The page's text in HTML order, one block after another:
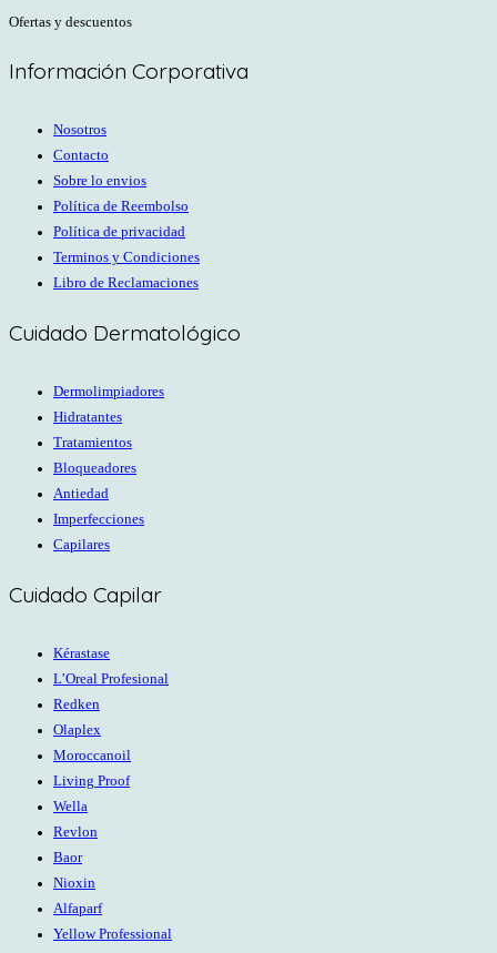
Ofertas y descuentos
Información Corporativa
Nosotros
Contacto
Sobre lo envios
Política de Reembolso
Política de privacidad
Terminos y Condiciones
Libro de Reclamaciones
Cuidado Dermatológico
Dermolimpiadores
Hidratantes
Tratamientos
Bloqueadores
Antiedad
Imperfecciones
Capilares
Cuidado Capilar
Kérastase
L’Oreal Profesional
Redken
Olaplex
Moroccanoil
Living Proof
Wella
Revlon
Baor
Nioxin
Alfaparf
Yellow Professional